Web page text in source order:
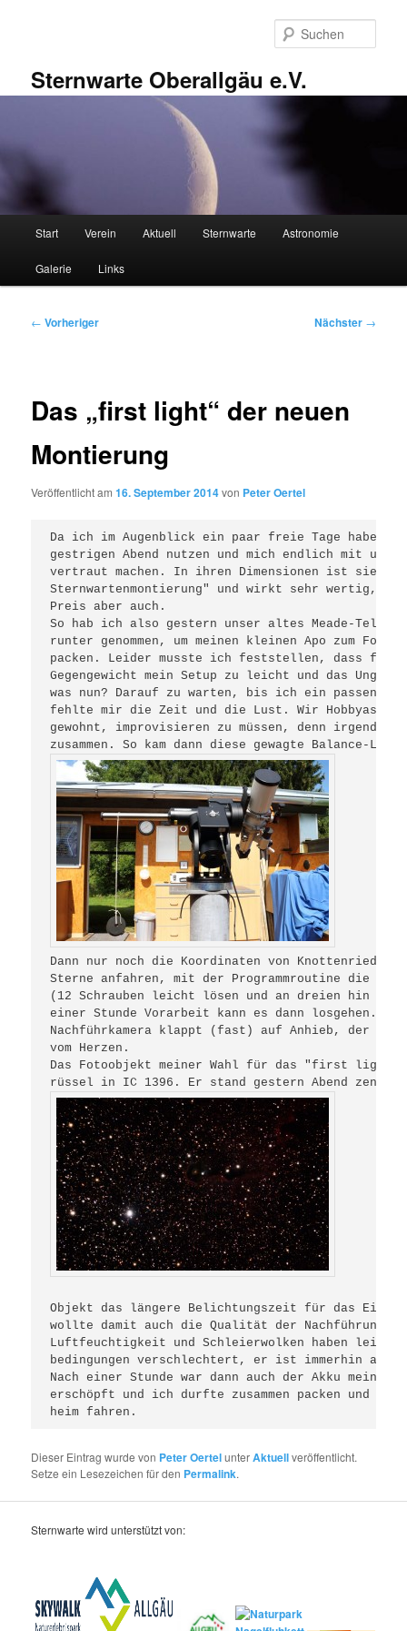
Sternwarte Oberallgäu e.V.
Start Verein Aktuell Sternwarte Astronomie
Galerie Links
Beitragsnavigation
← Vorheriger Nächster →
Das „first light“ der neuen
Montierung
Veröffentlicht am16. September 2014von Peter Oertel
Da ich im Augenblick ein paar freie Tage habe,
gestrigen Abend nutzen und mich endlich mit
vertraut machen. In ihren Dimensionen ist sie
Sternwartenmontierung" und wirkt sehr wertig,
Preis aber auch.
So hab ich also gestern unser altes Meade-
runter genommen, um meinen kleinen Apo zum
packen. Leider musste ich feststellen, dass für
Gegengewicht mein Setup zu leicht und das
was nun? Darauf zu warten, bis ich ein
fehlte mir die Zeit und die Lust. Wir
gewohnt, improvisieren zu müssen, denn irgend
Dann nur noch die Koordinaten von Knottenried
Sterne anfahren, mit der Programmroutine die
(12 Schrauben leicht lösen und an dreien hin und
einer Stunde Vorarbeit kann es dann losgehen.
Nachführkamera klappt (fast) auf Anhieb, der
vom Herzen.
Das Fotoobjekt meiner Wahl für das "first light"
Objekt das längere Belichtungszeit für das
wollte damit auch die Qualität der Nachführung
Luftfeuchtigkeit und Schleierwolken haben leider
bedingungen verschlechtert, er ist immerhin auf
Nach einer Stunde war dann auch der Akku meiner
erschöpft und ich durfte zusammen packen und
heim fahren.
Dieser Eintrag wurde von Peter OertelunterAktuellveröffentlicht.
Setze ein Lesezeichen für den Permalink.
Sternwarte wird unterstützt von: